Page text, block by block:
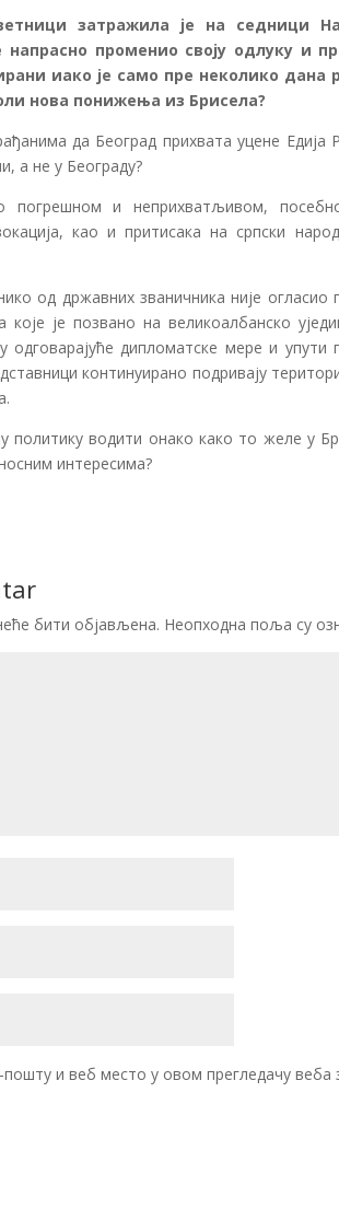
затражила је на седници
променио своју одлуку и
иако је само пре неколико дана
нова понижења из Брисела?
да Београд прихвата уцене
а не у Београду?
погрешном и неприхватљивом,
као и притисака на српски
од државних званичника није
је позвано на великоалбанско
одговарајуће дипломатске мере и
континуирано подривају
политику водити онако како то желе у
интересима?
бити објављена. Неопходна поља су
пошту и веб место у овом прегледачу